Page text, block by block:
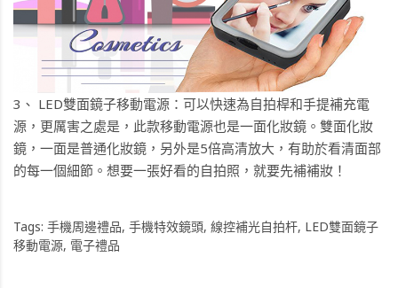
3、 LED雙面鏡子移動電源 ：可以快速為自拍桿和手提補充電
源，更厲害之處是，此款移動電源也是一面化妝鏡。雙面化妝
鏡，一面是普通化妝鏡，另外是5倍高清放大，有助於看清面部
的每一個細節。想要一張好看的自拍照，就要先補補妝！
Tags: 手機周邊禮品, 手機特效鏡頭, 線控補光自拍杆, LED雙面鏡子
移動電源, 電子禮品